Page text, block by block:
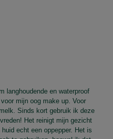
langhoudende en waterproof
mijn oog make up. Voor
Sinds kort gebruik ik deze
Het reinigt mijn gezicht
echt een oppepper. Het is